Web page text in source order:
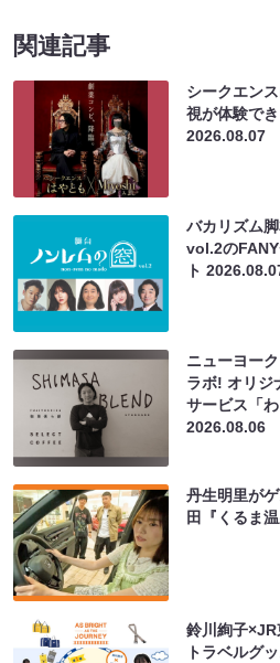
関連記事
シークエン
視が体験で
2026.08.07
バカリズム
vol.2の
ト
ニューヨー
ラボ! オリジ
サービス「
2026.08.06
丹生明里が
田『くるま
鈴川絢子
トラベルグ